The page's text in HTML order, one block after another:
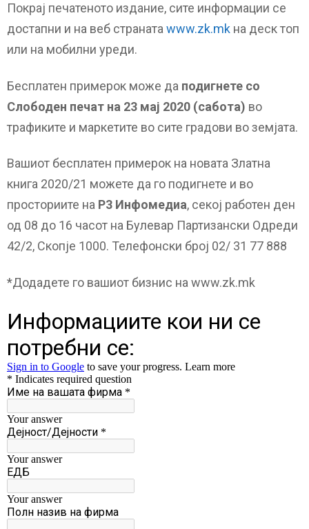
Покрај печатеното издание, сите информации се
достапни и на веб странатаwww.zk.mk на деск топ
или на мобилни уреди.
Бесплатен примерок може да подигнете со
Слободен печат на 23 мај 2020 (сабота) во
трафиките и маркетите во сите градови во земјата.
Вашиот бесплатен примерок на новата Златна
книга 2020/21 можете да го подигнете и во
просториите на Р3 Инфомедиа, секој работен ден
од 08 до 16 часот на Булевар Партизански Одреди
42/2, Скопје 1000. Телефонски број 02/ 31 77 888
*Додадете го вашиот бизнис на www.zk.mk